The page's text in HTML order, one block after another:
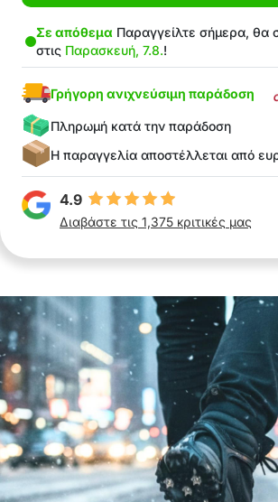
Σε απόθεμα Παραγγείλτε σήμερα, θα
στις Παρασκευή, 7.8.!
Γρήγορη ανιχνεύσιμη παράδοση
Πληρωμή κατά την παράδοση
Η παραγγελία αποστέλλεται από
4.9
Διαβάστε τις 1,375 κριτικές μας